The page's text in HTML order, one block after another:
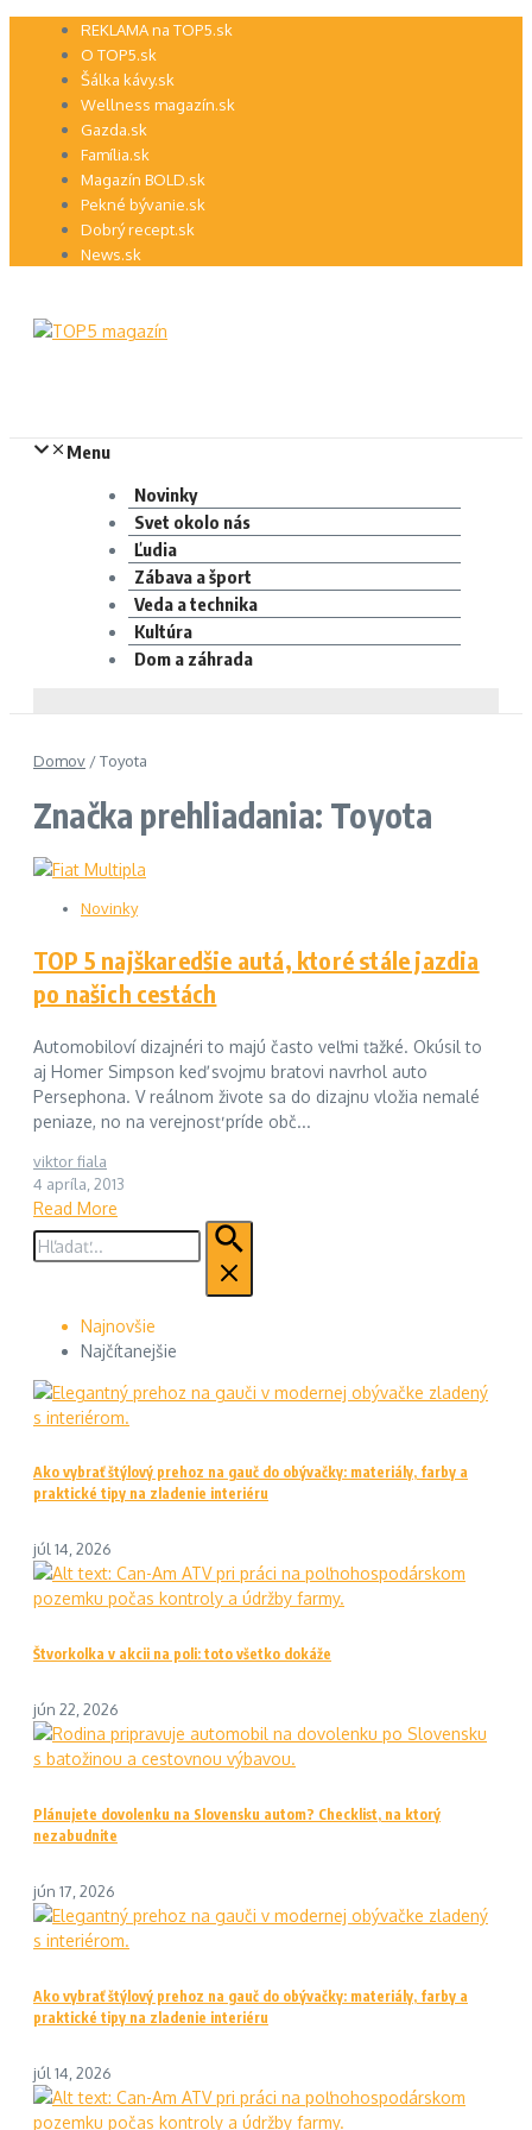
Preskočiť REKLAMA na TOP5.sk
O TOP5.sk
Šálka kávy.sk
Wellness magazín.sk
Gazda.sk
Família.sk
Magazín BOLD.sk
Pekné bývanie.sk
Dobrý recept.sk
News.sk
Menu
Novinky
Svet okolo nás
Ľudia
Zábava a šport
Veda a technika
Kultúra
Dom a záhrada
Domov /Toyota
Značka prehliadania: Toyota
Novinky
TOP 5 najškaredšie autá, ktoré stále jazdia
po našich cestách
Automobiloví dizajnéri to majú často veľmi ťažké. Okúsil to
aj Homer Simpson keď svojmu bratovi navrhol auto
Persephona. V reálnom živote sa do dizajnu vložia nemalé
peniaze, no na verejnosť príde obč...
viktor fiala
4 apríla, 2013
Read More
Hľadať:
Najnovšie
Najčítanejšie
Ako vybrať štýlový prehoz na gauč do obývačky: materiály, farby a
praktické tipy na zladenie interiéru
júl 14, 2026
Štvorkolka v akcii na poli: toto všetko dokáže
jún 22, 2026
Plánujete dovolenku na Slovensku autom? Checklist, na ktorý
nezabudnite
jún 17, 2026
Ako vybrať štýlový prehoz na gauč do obývačky: materiály, farby a
praktické tipy na zladenie interiéru
júl 14, 2026